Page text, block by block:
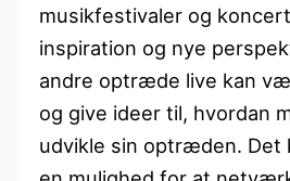
musikfestivaler og
inspiration og nye
andre optræde live kan
og give ideer til, hvordan
udvikle sin optræden. Det